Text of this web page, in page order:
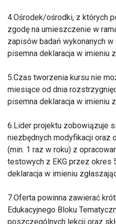
4.Ośrodek/ośrodki, z których
zgodę na umieszczenie w
zapisów badań wykonanych
pisemna deklaracja w imieniu
5.Czas tworzenia kursu nie
miesiące od dnia
pisemna deklaracja w imieniu
6.Lider projektu zobowiązuje
niezbędnych modyfikacji oraz
(min. 1 raz w roku) z
testowych z EKG przez okres
deklaracja w imieniu
7.Oferta powinna zawierać
Edukacyjnego Bloku
poszczególnych lekcji oraz